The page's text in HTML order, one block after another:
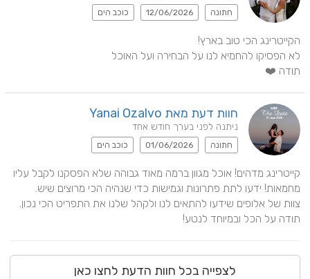
חתונה 12/06/2026 כוכב הים
תודה ❤️
חוות דעת מאת Yanai Ozalvo
ניתנה לפני בערך חודש אחד
חתונה 01/06/2026 כוכב הים
תודה על הכל ובמיוחד לנטע!
לצפייה בכל חוות הדעת לחצו כאן